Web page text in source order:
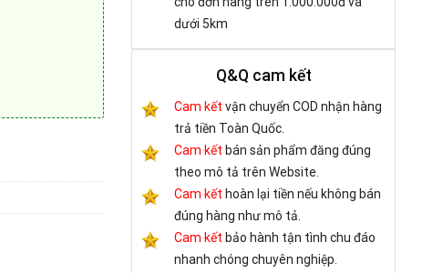
Vention - TFAHB(4 in 1) số lượng
dưới 5km
Q&Q cam kết
Cam kết vận chuyển COD nhận hàng
trả tiền Toàn Quốc.
Cam kết bán sản phẩm đăng đúng
theo mô tả trên Website.
Cam kết hoàn lại tiền nếu không bán
đúng hàng như mô tả.
Cam kết bảo hành tận tình chu đáo
nhanh chóng chuyên nghiệp.